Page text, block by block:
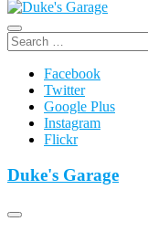
Duke's Garage
Facebook
Twitter
Google Plus
Instagram
Flickr
Duke's Garage